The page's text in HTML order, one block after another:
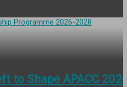
to Shape APACC